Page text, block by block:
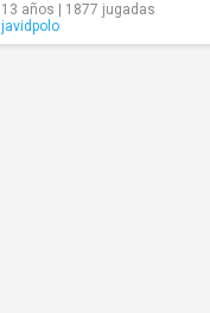
13 años | 1877 jugadas
javidpolo